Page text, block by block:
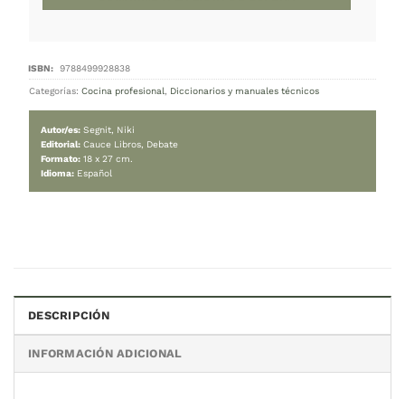
Agotado
¡No te preocupes! Ingresá tu correo electrónico y
avisaremos cuando vuelva a estar disponible.
DESCRIPCIÓN
INFORMACIÓN ADICIONAL